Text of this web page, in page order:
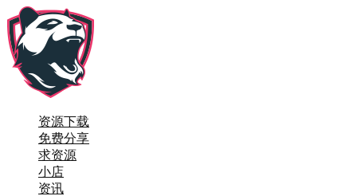
资源下载
免费分享
求资源
小店
资讯